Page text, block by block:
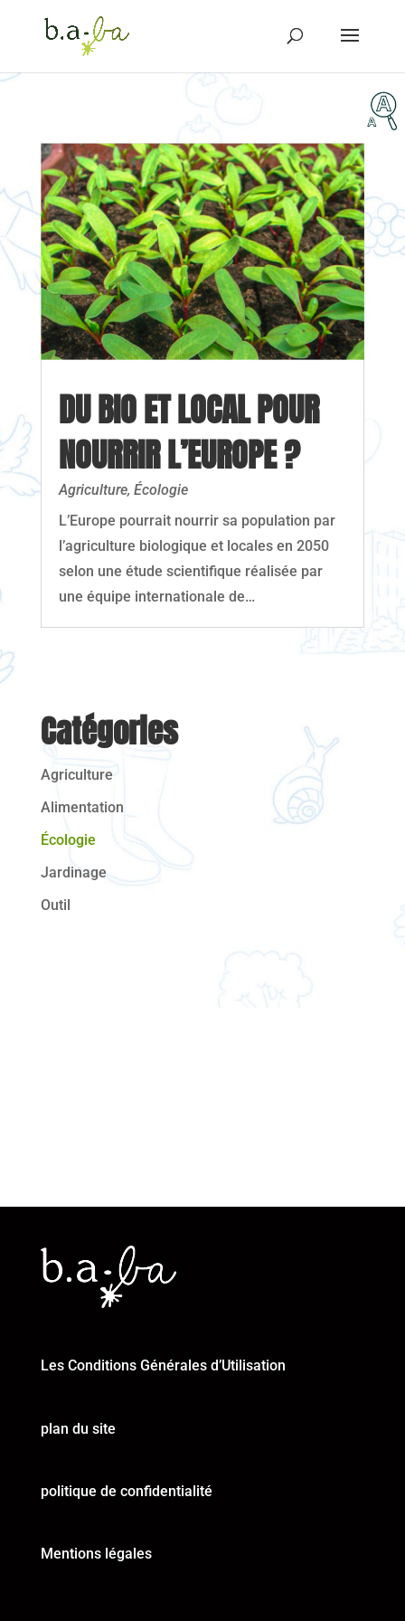
DU BIO ET LOCAL POUR
NOURRIR L’EUROPE ?
Agriculture, Écologie
L’Europe pourrait nourrir sa population par
l’agriculture biologique et locales en 2050
selon une étude scientifique réalisée par
une équipe internationale de…
Catégories
Agriculture
Alimentation
Écologie
Jardinage
Outil
Les Conditions Générales d’Utilisation
plan du site
politique de confidentialité
Mentions légales